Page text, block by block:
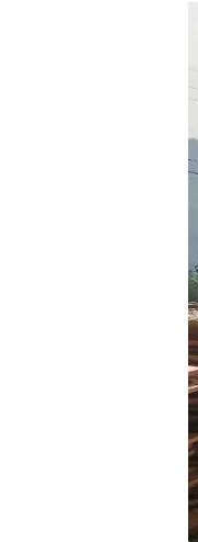
4、物
二、
的竞价场所
三、
四、竞
竞买人
如最后